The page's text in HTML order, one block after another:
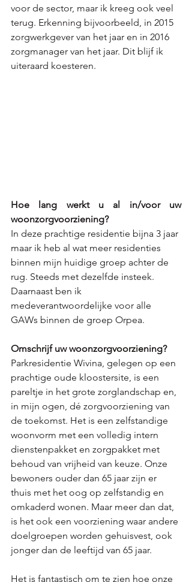
voor de sector, maar ik kreeg ook veel
terug. Erkenning bijvoorbeeld, in 2015
zorgwerkgever van het jaar en in 2016
zorgmanager van het jaar. Dit blijf ik
uiteraard koesteren.
Hoe lang werkt u al in/voor uw
woonzorgvoorziening?
In deze prachtige residentie bijna 3 jaar
maar ik heb al wat meer residenties
binnen mijn huidige groep achter de
rug. Steeds met dezelfde insteek.
Daarnaast ben ik
medeverantwoordelijke voor alle
GAWs binnen de groep Orpea.
Omschrijf uw woonzorgvoorziening?
Parkresidentie Wivina, gelegen op een
prachtige oude kloostersite, is een
pareltje in het grote zorglandschap en,
in mijn ogen, dé zorgvoorziening van
de toekomst. Het is een zelfstandige
woonvorm met een volledig intern
dienstenpakket en zorgpakket met
behoud van vrijheid van keuze. Onze
bewoners ouder dan 65 jaar zijn er
thuis met het oog op zelfstandig en
omkaderd wonen. Maar meer dan dat,
is het ook een voorziening waar andere
doelgroepen worden gehuisvest, ook
jonger dan de leeftijd van 65 jaar.
Het is fantastisch om te zien hoe onze